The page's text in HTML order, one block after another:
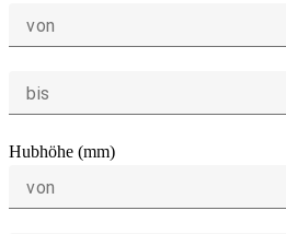
von
bis
Hubhöhe (mm)
von